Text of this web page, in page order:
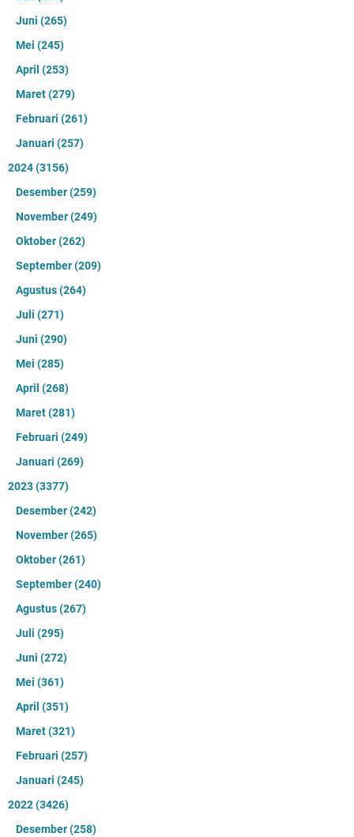
Juni (265)
Mei (245)
April (253)
Maret(279)
Februari (261)
Januari (257)
2024(3156)
Desember(259)
November(249)
Oktober(262)
September(209)
Agustus(264)
Juli (271)
Juni (290)
Mei (285)
April (268)
Maret(281)
Februari (249)
Januari (269)
2023(3377)
Desember(242)
November(265)
Oktober(261)
September(240)
Agustus(267)
Juli (295)
Juni (272)
Mei (361)
April (351)
Maret(321)
Februari (257)
Januari (245)
2022(3426)
Desember(258)